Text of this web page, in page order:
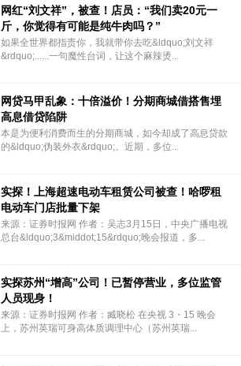
网红“刘文祥”，被查！店员：“我们卖20元一
斤，你觉得有可能是纯牛肉吗？”
如果全世界都指责你，我就带你去吃&ldquo;刘文祥
&rdquo;......一句魔性台词，让这个麻辣烫...
网贷马甲乱象：十倍溢价！分期商城借搭售埋
高息借贷陷阱
本是为便利消费而生的分期商城，如今却成了高息贷款
的&ldquo;伪装外衣&rdquo;。近期，多位...
实探！上海超速电动车租赁公司被查！哈啰租
电动车门店批量下架
来源：证券时报网 作者：吴志3月15日，中央广播电视
总台&ldquo;3&middot;15&rdquo;晚会报道，多...
实探苏州“增高”公司！已暂停营业，多位监管
人员现身！
来源：证券时报网 作者：臧晓松 在央视 3・15 晚会
上，苏州英瑞可身高体质调理中心（苏州英瑞...